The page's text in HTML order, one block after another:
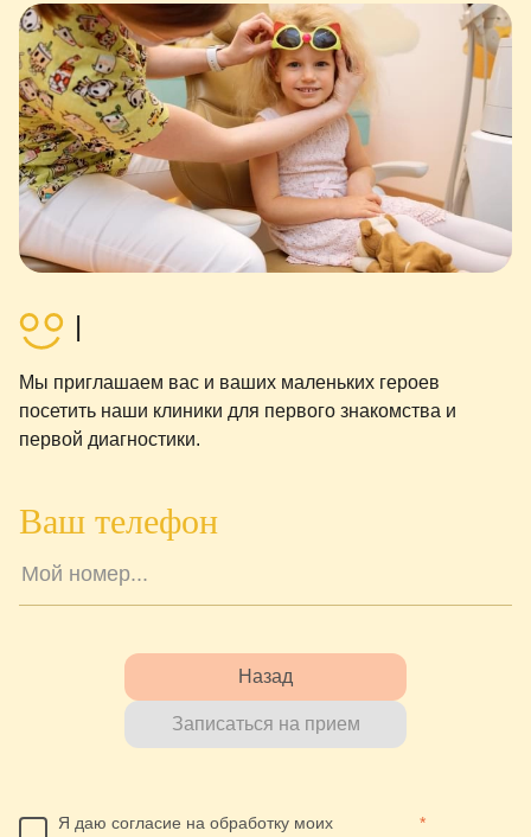
Мы приглашаем вас и ваших маленьких героев
посетить наши клиники для первого знакомства и
первой диагностики.
Ваш телефон
Назад
Записаться на прием
Я даю согласие на обработку моих
*